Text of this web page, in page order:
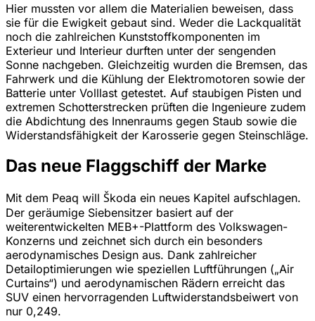
Hier mussten vor allem die Materialien beweisen, dass
sie für die Ewigkeit gebaut sind. Weder die Lackqualität
noch die zahlreichen Kunststoffkomponenten im
Exterieur und Interieur durften unter der sengenden
Sonne nachgeben. Gleichzeitig wurden die Bremsen, das
Fahrwerk und die Kühlung der Elektromotoren sowie der
Batterie unter Volllast getestet. Auf staubigen Pisten und
extremen Schotterstrecken prüften die Ingenieure zudem
die Abdichtung des Innenraums gegen Staub sowie die
Widerstandsfähigkeit der Karosserie gegen Steinschläge.
Das neue Flaggschiff der Marke
Mit dem Peaq will Škoda ein neues Kapitel aufschlagen.
Der geräumige Siebensitzer basiert auf der
weiterentwickelten MEB+-Plattform des Volkswagen-
Konzerns und zeichnet sich durch ein besonders
aerodynamisches Design aus. Dank zahlreicher
Detailoptimierungen wie speziellen Luftführungen („Air
Curtains“) und aerodynamischen Rädern erreicht das
SUV einen hervorragenden Luftwiderstandsbeiwert von
nur 0,249.